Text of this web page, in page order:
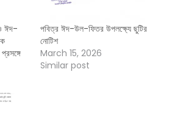
ঈদ-
পবিত্র ঈদ-উল-ফিতর উপলক্ষ্যে ছুটির
নোটিশ
March 15, 2026
Similar post